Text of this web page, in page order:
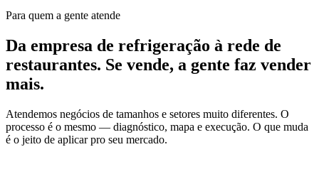
Para quem a gente atende
Da empresa de refrigeração à rede de
restaurantes. Se vende, a gente faz vender
mais.
Atendemos negócios de tamanhos e setores muito diferentes. O
processo é o mesmo — diagnóstico, mapa e execução. O que muda
é o jeito de aplicar pro seu mercado.